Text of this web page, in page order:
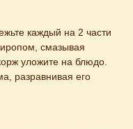
каждый на 2 части
смазывая
уложите на блюдо.
разравнивая его